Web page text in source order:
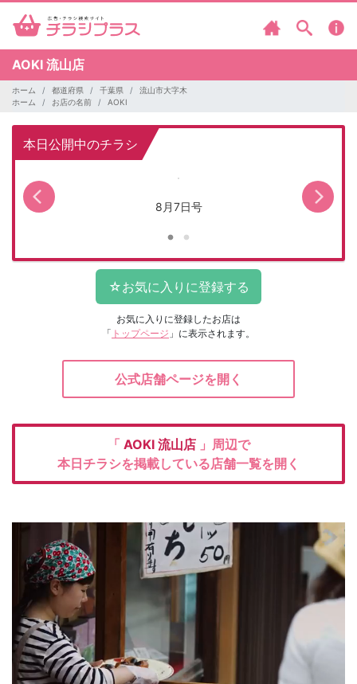
AOKI 流山店
ホーム 都道府県 千葉県
流山市大字木
ホーム
お店の名前 AOKI
本日公開中のチラシ
8月7日号
お気に入りに登録したお店は
「 トップページ 」に表示されます。
公式店舗ページを開く
「 AOKI 流山店 」周辺で
本日チラシを掲載している店舗一覧を開く